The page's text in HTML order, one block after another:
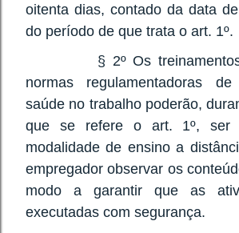
oitenta dias, contado da data
do período de que trata o art. 1º.
§ 2º Os
normas regulamentadoras
saúde no trabalho poderão,
que se refere o art. 1º, ser
modalidade de ensino a
empregador observar os
modo a garantir que as
executadas com segurança.